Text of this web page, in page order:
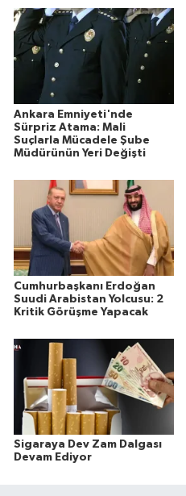
Ankara Emniyeti'nde
Sürpriz Atama: Mali
Suçlarla Mücadele Şube
Müdürünün Yeri Değişti
Cumhurbaşkanı Erdoğan
Suudi Arabistan Yolcusu: 2
Kritik Görüşme Yapacak
Sigaraya Dev Zam Dalgası
Devam Ediyor